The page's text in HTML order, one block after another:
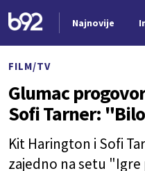
Najnovije
FILM/TV
Glumac
Sofi Tarner:
Kit Harington i Sofi
zajedno na setu